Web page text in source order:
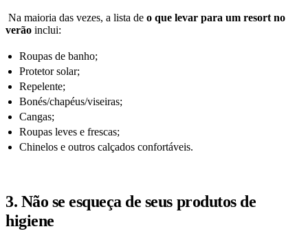
Na maioria das vezes, a lista de o que levar para um resort no
verão inclui:
Roupas de banho;
Protetor solar;
Repelente;
Bonés/chapéus/viseiras;
Cangas;
Roupas leves e frescas;
Chinelos e outros calçados confortáveis.
3. Não se esqueça de seus produtos de
higiene